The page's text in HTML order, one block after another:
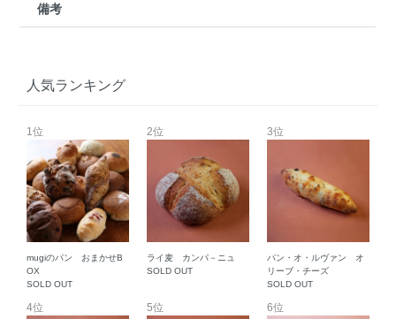
備考
人気ランキング
1位
mugiのパン おまかせB
OX
SOLD OUT
2位
ライ麦 カンパ－ニュ
SOLD OUT
3位
パン・オ・ルヴァン オ
リーブ・チーズ
SOLD OUT
4位 5位 6位